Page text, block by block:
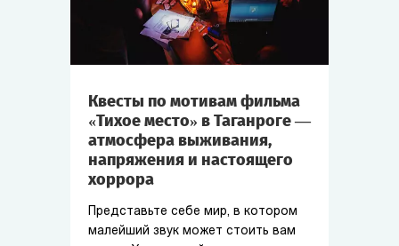
Квесты по мотивам фильма
«Тихое место» в Таганроге —
атмосфера выживания,
напряжения и настоящего
хоррора
Представьте себе мир, в котором
малейший звук может стоить вам